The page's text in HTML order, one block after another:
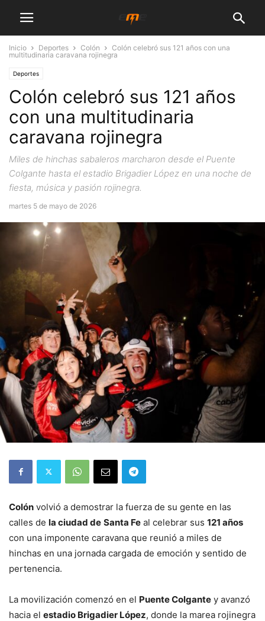
Inicio Deportes Colón
Colón celebró sus 121 años con una
multitudinaria caravana rojinegra
Deportes
Colón celebró sus 121 años
con una multitudinaria
caravana rojinegra
Miles de hinchas sabaleros marcharon desde el Puente
Colgante hasta el estadio Brigadier López en una noche de
fiesta, música y pasión rojinegra.
martes 5 de mayo de 2026
Colón volvió a demostrar la fuerza de su gente en las
calles de la ciudad de Santa Fe al celebrar sus 121 años
con una imponente caravana que reunió a miles de
hinchas en una jornada cargada de emoción y sentido de
pertenencia.
La movilización comenzó en el Puente Colgante y avanzó
hacia el estadio Brigadier López, donde la marea rojinegra